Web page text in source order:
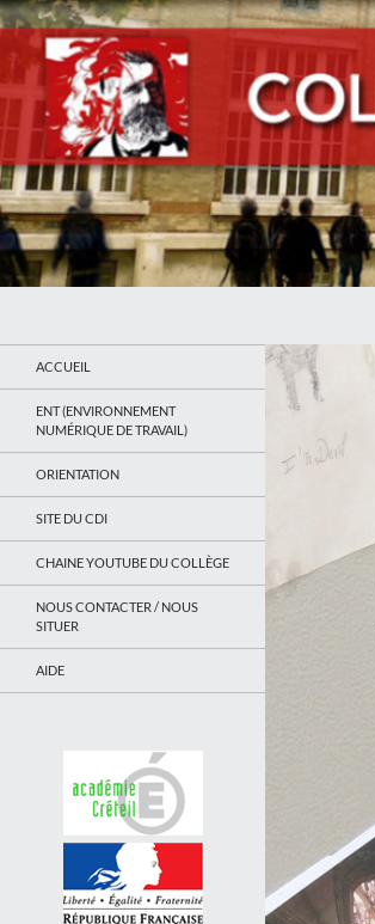
ACCUEIL
ENT (ENVIRONNEMENT
NUMÉRIQUE DE TRAVAIL)
ORIENTATION
SITE DU CDI
CHAINE YOUTUBE DU COLLÈGE
NOUS CONTACTER / NOUS
SITUER
AIDE